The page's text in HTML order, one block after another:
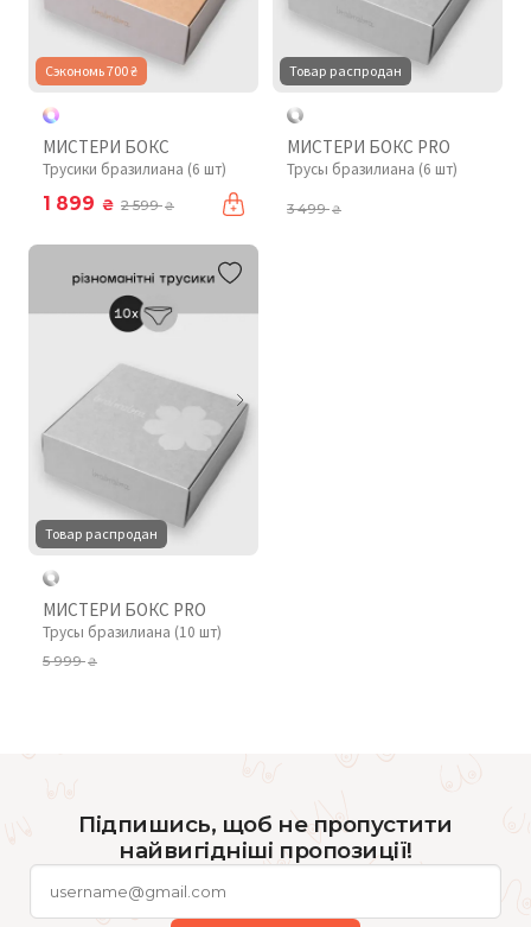
Сэкономь 700 ₴
МИСТЕРИ БОКС
Трусики бразилиана (6 шт)
1 899 ₴ 2 599₴
Товар распродан
МИСТЕРИ БОКС PRO
Трусы бразилиана (6 шт)
3 499₴
Товар распродан
МИСТЕРИ БОКС PRO
Трусы бразилиана (10 шт)
5 999₴
Підпишись, щоб не пропустити
найвигідніші пропозиції!